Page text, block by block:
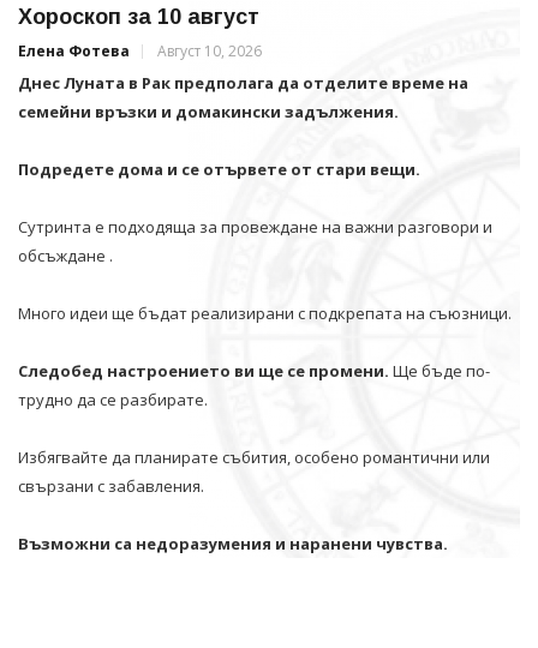
Хороскоп за 10 август
Елена Фотева Август 10, 2026
Днес Луната в Рак предполага да отделите време на
семейни връзки и домакински задължения.
Подредете дома и се отървете от стари вещи.
Сутринта е подходяща за провеждане на важни разговори и
обсъждане .
Много идеи ще бъдат реализирани с подкрепата на съюзници.
Следобед настроението ви ще се промени. Ще бъде по-
трудно да се разбирате.
Избягвайте да планирате събития, особено романтични или
свързани с забавления.
Възможни са недоразумения и наранени чувства.